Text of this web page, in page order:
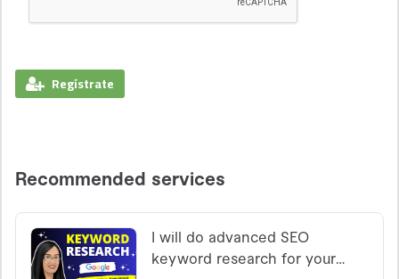
Regístrate